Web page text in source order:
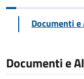
Documenti
Documenti e